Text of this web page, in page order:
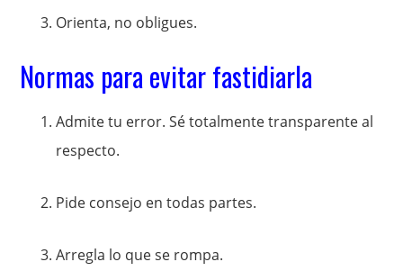
Orienta, no obligues.
Normas para evitar fastidiarla
Admite tu error. Sé totalmente transparente al
respecto.
Pide consejo en todas partes.
Arregla lo que se rompa.